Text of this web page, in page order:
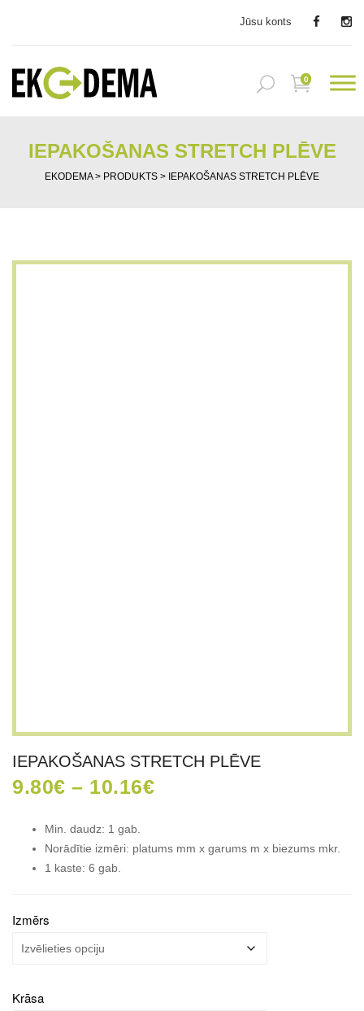
Jūsu konts
0
IEPAKOŠANAS STRETCH PLĒVE
EKODEMA> PRODUKTS > IEPAKOŠANAS STRETCH PLĒVE
IEPAKOŠANAS STRETCH PLĒVE
9.80€ – 10.16€Price
through
Min. daudz: 1 gab.
Norādītie izmēri: platums mm x garums m x biezums mkr.
1 kaste: 6 gab.
Izmērs
Krāsa